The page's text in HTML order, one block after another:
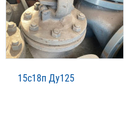
15с18п Ду125